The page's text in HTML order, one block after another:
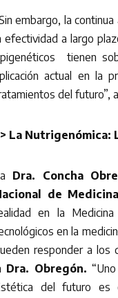
embargo, la
efectividad a largo
tienen
actual en la
del futuro”,
La Nutrigenómica:
Dra. Concha
de
en la
en la
responder a los
Dra. Obregón.
del futuro es